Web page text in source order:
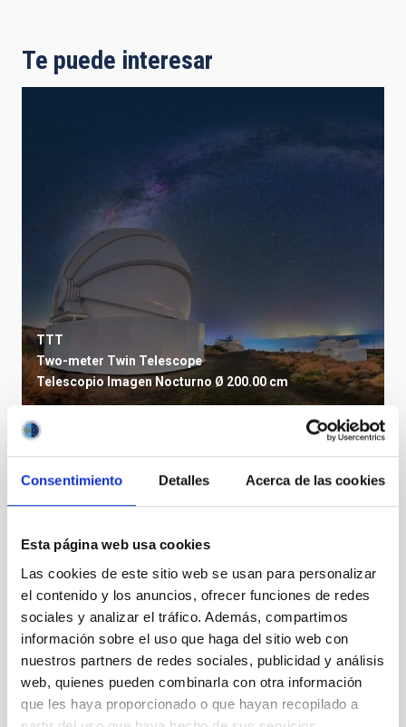
Consentimiento Detalles Acerca de las cookies
Esta página web usa cookies
Las cookies de este sitio web se usan para personalizar
el contenido y los anuncios, ofrecer funciones de redes
sociales y analizar el tráfico. Además, compartimos
información sobre el uso que haga del sitio web con
nuestros partners de redes sociales, publicidad y análisis
web, quienes pueden combinarla con otra información
que les haya proporcionado o que hayan recopilado a
Te puede interesar
TTT
Two-meter Twin Telescope
Telescopio ImagenNocturno Ø 200.00 cm
Telescopio Carlos Sanchez
Telescopio
Ø 152.00 cm